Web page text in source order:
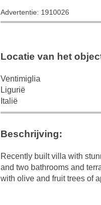
Advertentie: 1910026
Locatie van het
Ventimiglia
Ligurië
Italië
Beschrijving:
Recently built villa with
and two bathrooms and
with olive and fruit trees of